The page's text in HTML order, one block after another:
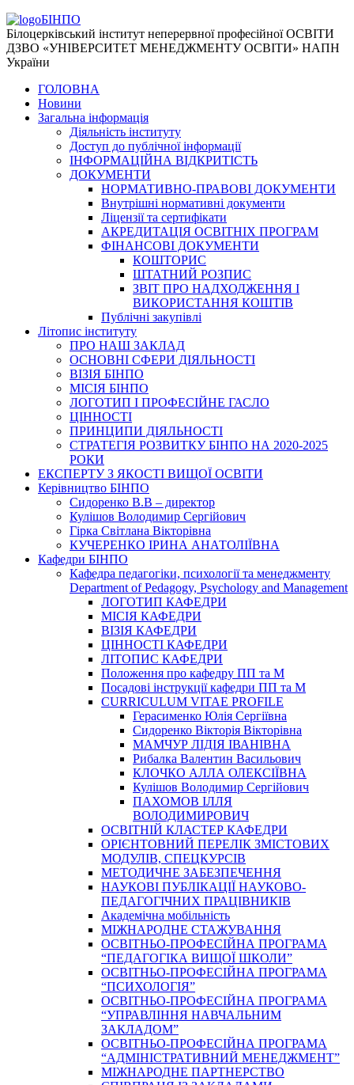
БІНПО
Білоцерківський інститут неперервної професійної ОСВІТИ
ДЗВО «УНІВЕРСИТЕТ МЕНЕДЖМЕНТУ ОСВІТИ» НАПН
України
ГОЛОВНА
Новини
Загальна інформація
Діяльність інституту
Доступ до публічної інформації
ІНФОРМАЦІЙНА ВІДКРИТІСТЬ
ДОКУМЕНТИ
НОРМАТИВНО-ПРАВОВІ ДОКУМЕНТИ
Внутрішні нормативні документи
Ліцензії та сертифікати
АКРЕДИТАЦІЯ ОСВІТНІХ ПРОГРАМ
ФІНАНСОВІ ДОКУМЕНТИ
КОШТОРИС
ШТАТНИЙ РОЗПИС
ЗВІТ ПРО НАДХОДЖЕННЯ І
ВИКОРИСТАННЯ КОШТІВ
Публічні закупівлі
Літопис інституту
ПРО НАШ ЗАКЛАД
ОСНОВНІ СФЕРИ ДІЯЛЬНОСТІ
ВІЗІЯ БІНПО
МІСІЯ БІНПО
ЛОГОТИП І ПРОФЕСІЙНЕ ГАСЛО
ЦІННОСТІ
ПРИНЦИПИ ДІЯЛЬНОСТІ
СТРАТЕГІЯ РОЗВИТКУ БІНПО НА 2020-2025
РОКИ
ЕКСПЕРТУ З ЯКОСТІ ВИЩОЇ ОСВІТИ
Керівництво БІНПО
Сидоренко В.В – директор
Кулішов Володимир Сергійович
Гірка Світлана Вікторівна
КУЧЕРЕНКО ІРИНА АНАТОЛІЇВНА
Кафедри БІНПО
Кафедра педагогіки, психології та менеджменту
Department of Pedagogy, Psychology and Management
ЛОГОТИП КАФЕДРИ
МІСІЯ КАФЕДРИ
ВІЗІЯ КАФЕДРИ
ЦІННОСТІ КАФЕДРИ
ЛІТОПИС КАФЕДРИ
Положення про кафедру ПП та М
Посадові інструкції кафедри ПП та М
CURRICULUM VITAE PROFILE
Герасименко Юлія Сергіївна
Сидоренко Вікторія Вікторівна
МАМЧУР ЛІДІЯ ІВАНІВНА
Рибалка Валентин Васильович
КЛОЧКО АЛЛА ОЛЕКСІЇВНА
Кулішов Володимир Сергійович
ПАХОМОВ ІЛЛЯ
ВОЛОДИМИРОВИЧ
ОСВІТНІЙ КЛАСТЕР КАФЕДРИ
ОРІЄНТОВНИЙ ПЕРЕЛІК ЗМІСТОВИХ
МОДУЛІВ, СПЕЦКУРСІВ
МЕТОДИЧНЕ ЗАБЕЗПЕЧЕННЯ
НАУКОВІ ПУБЛІКАЦІЇ НАУКОВО-
ПЕДАГОГІЧНИХ ПРАЦІВНИКІВ
Академічна мобільність
МІЖНАРОДНЕ СТАЖУВАННЯ
ОСВІТНЬО-ПРОФЕСІЙНА ПРОГРАМА
“ПЕДАГОГІКА ВИЩОЇ ШКОЛИ”
ОСВІТНЬО-ПРОФЕСІЙНА ПРОГРАМА
“ПСИХОЛОГІЯ”
ОСВІТНЬО-ПРОФЕСІЙНА ПРОГРАМА
“УПРАВЛІННЯ НАВЧАЛЬНИМ
ЗАКЛАДОМ”
ОСВІТНЬО-ПРОФЕСІЙНА ПРОГРАМА
“АДМІНІСТРАТИВНИЙ МЕНЕДЖМЕНТ”
МІЖНАРОДНЕ ПАРТНЕРСТВО